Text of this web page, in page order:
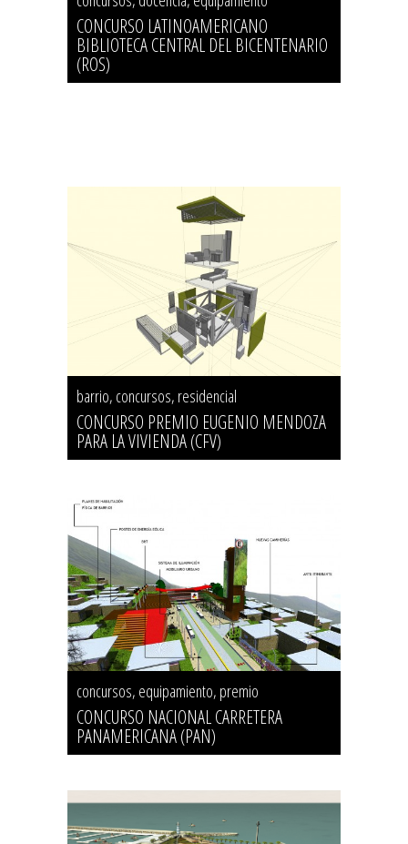
CONCURSO LATINOAMERICANO
BIBLIOTECA CENTRAL DEL BICENTENARIO
(ROS)
barrio, concursos, residencial
CONCURSO PREMIO EUGENIO MENDOZA
PARA LA VIVIENDA (CFV)
concursos, equipamiento, premio
CONCURSO NACIONAL CARRETERA
PANAMERICANA (PAN)